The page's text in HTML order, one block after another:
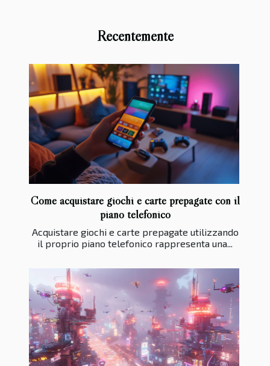
Recentemente
Come acquistare giochi e carte prepagate con il
piano telefonico
Acquistare giochi e carte prepagate utilizzando
il proprio piano telefonico rappresenta una...